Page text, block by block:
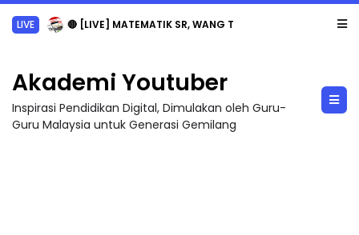
LIVE 🔴 [LIVE] MATEMATIK SR, WANG TAHUN 6 OLEH CIKGU ANITA #ALLINONE #141 #...
Akademi Youtuber
Inspirasi Pendidikan Digital, Dimulakan oleh Guru-
Guru Malaysia untuk Generasi Gemilang